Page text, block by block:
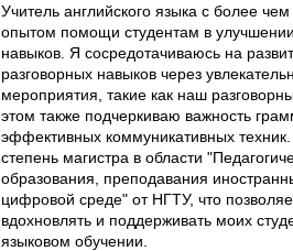
Учитель английского языка с более
опытом помощи студентам в
навыков. Я сосредотачиваюсь на
разговорных навыков через
мероприятия, такие как наш
этом также подчеркиваю важность
эффективных коммуникативных
степень магистра в области
образования, преподавания
цифровой среде" от НГТУ, что
вдохновлять и поддерживать моих
языковом обучении.